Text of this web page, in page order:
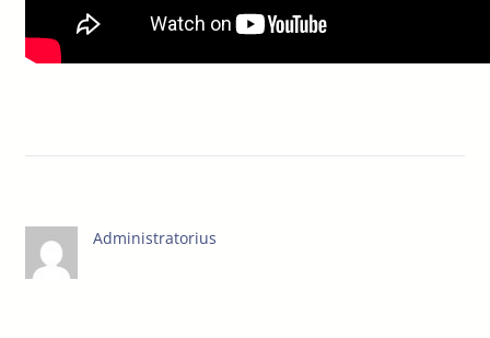
Administratorius